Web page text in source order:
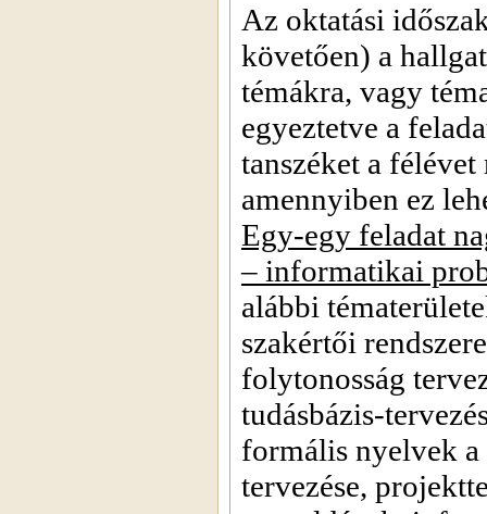
Az oktatási
követően) a
témákra, vagy
egyeztetve a
tanszéket a
amennyiben ez
Egy-egy feladat
– informatikai
alábbi
szakértői
folytonosság
tudásbázis-
formális nyelvek
tervezése,